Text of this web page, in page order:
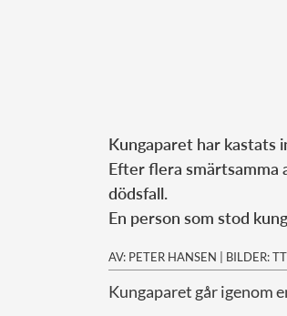
Kungaparet har kastats
Efter flera smärtsamma
dödsfall.
En person som stod
AV: PETER HANSEN | BILDER: TT
Kungaparet går igenom